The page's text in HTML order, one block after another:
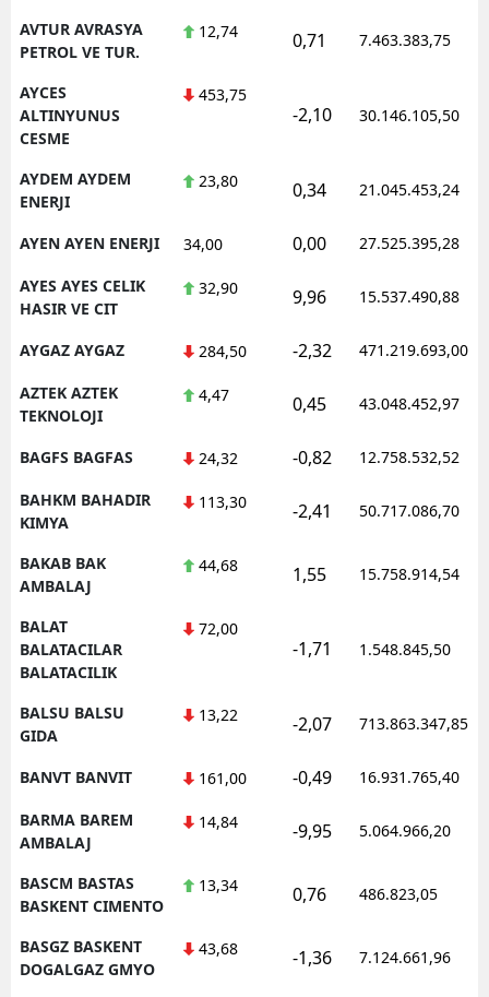
AVTUR AVRASYA
PETROL VE TUR.
12,74 0,71 7.463.383,75
AYCES
ALTINYUNUS
CESME
453,75
-2,10 30.146.105,50
AYDEM AYDEM
ENERJI
23,80 0,34 21.045.453,24
AYEN AYEN ENERJI 34,00 0,00 27.525.395,28
AYES AYES CELIK
HASIR VE CIT
32,90 9,96 15.537.490,88
AYGAZ AYGAZ 284,50 -2,32 471.219.693,00
AZTEK AZTEK
TEKNOLOJI
4,47 0,45 43.048.452,97
BAGFS BAGFAS 24,32 -0,82 12.758.532,52
BAHKM BAHADIR
KIMYA
113,30 -2,41 50.717.086,70
BAKAB BAK
AMBALAJ
44,68 1,55 15.758.914,54
BALAT
BALATACILAR
BALATACILIK
72,00
-1,71 1.548.845,50
BALSU BALSU
GIDA
13,22 -2,07 713.863.347,85
BANVT BANVIT 161,00 -0,49 16.931.765,40
BARMA BAREM
AMBALAJ
14,84 -9,95 5.064.966,20
BASCM BASTAS
BASKENT CIMENTO
13,34 0,76 486.823,05
BASGZ BASKENT
DOGALGAZ GMYO
43,68 -1,36 7.124.661,96